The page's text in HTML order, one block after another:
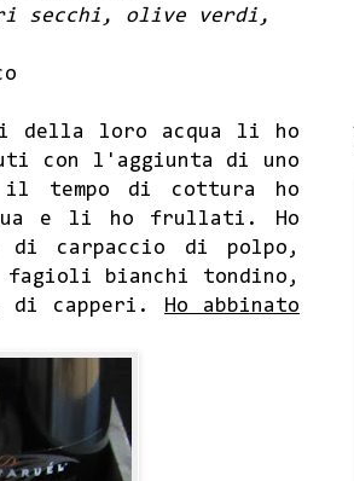
secchi, olive verdi,
della loro acqua li ho
con l'aggiunta di uno
il tempo di cottura ho
e li ho frullati. Ho
di carpaccio di polpo,
fagioli bianchi tondino,
di capperi. Ho abbinato